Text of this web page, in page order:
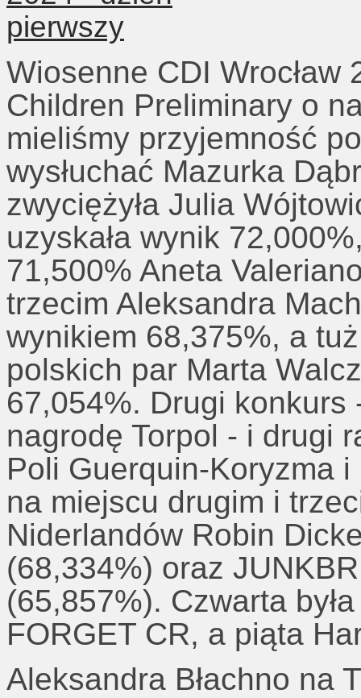
Wiosenne CDI
Children Preliminary o
mieliśmy przyjemność
wysłuchać Mazurka
zwyciężyła Julia
uzyskała wynik
71,500% Aneta
trzecim Aleksandra
wynikiem 68,375%, a
polskich par Marta
67,054%. Drugi konkurs
nagrodę Torpol - i drugi
Poli Guerquin-Koryzma
na miejscu drugim i
Niderlandów Robin
(68,334%) oraz
(65,857%). Czwarta
FORGET CR, a piąta
Aleksandra Błachno na